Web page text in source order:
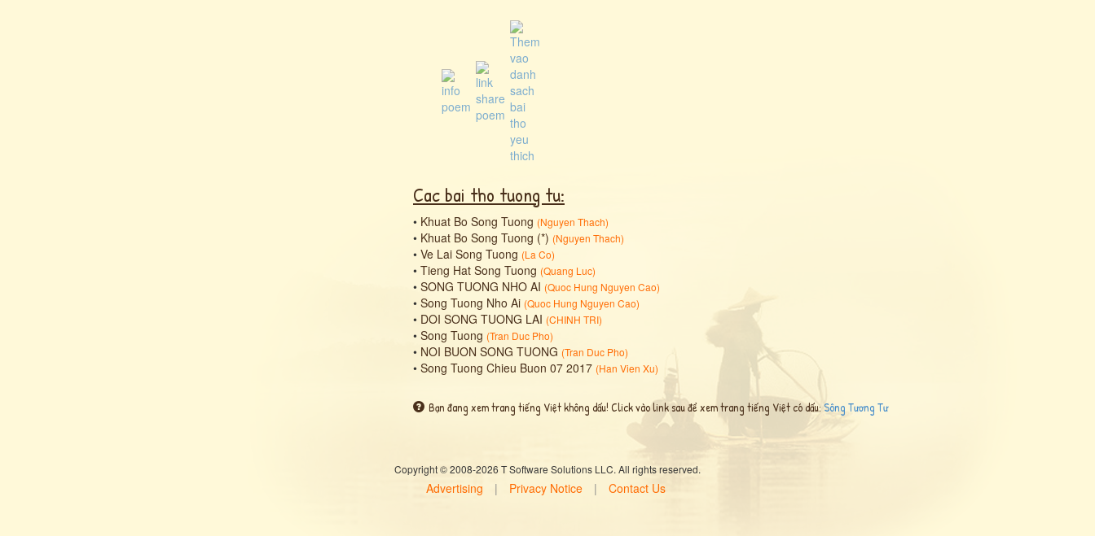
Cac bai tho tuong tu:
• Khuat Bo Song Tuong (Nguyen Thach)
• Khuat Bo Song Tuong (*) (Nguyen Thach)
• Ve Lai Song Tuong (La Co)
• Tieng Hat Song Tuong (Quang Luc)
• SONG TUONG NHO AI (Quoc Hung Nguyen Cao)
• Song Tuong Nho Ai (Quoc Hung Nguyen Cao)
• DOI SONG TUONG LAI (CHINH TRI)
• Song Tuong (Tran Duc Pho)
• NOI BUON SONG TUONG (Tran Duc Pho)
• Song Tuong Chieu Buon 07 2017 (Han Vien Xu)
Bạn đang xem trang tiếng Việt không dấu! Click vào link sau để xem trang tiếng Việt có dấu: Sông Tương Tư
Copyright © 2008-2026 T Software Solutions LLC. All rights reserved.
Advertising | Privacy Notice | Contact Us